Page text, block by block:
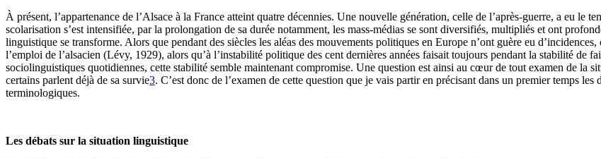
À présent, l’appartenance de l’Alsace à la France atteint quatre décennies. Une nouvelle génération, celle de l’après-guerre, a eu le
scolarisation s’est intensifiée, par la prolongation de sa durée notamment, les mass-médias se sont diversifiés, multipliés et ont
linguistique se transforme. Alors que pendant des siècles les aléas des mouvements politiques en Europe n’ont guère eu
l’emploi de l’alsacien (Lévy, 1929), alors qu’à l’instabilité politique des cent dernières années faisait toujours pendant la stabilité de
sociolinguistiques quotidiennes, cette stabilité semble maintenant compromise. Une question est ainsi au cœur de tout examen de la
certains parlent déjà de sa survie3. C’est donc de l’examen de cette question que je vais partir en précisant dans un premier temps
terminologiques.
Les débats sur la situation linguistique